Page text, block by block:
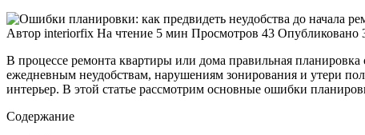
Автор interiorfix На чтение 5 мин Просмотров 43 Опубликовано
В процессе ремонта квартиры или дома правильная
ежедневным неудобствам, нарушениям зонирования и утери
интерьер. В этой статье рассмотрим основные ошибки
Содержание